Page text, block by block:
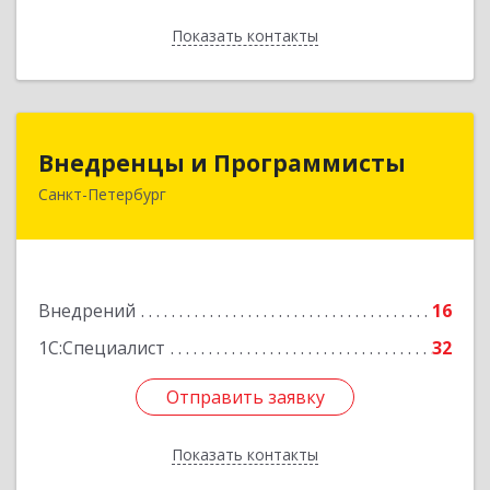
Показать контакты
Назад
Внедренцы и Программисты
Санкт-Петербург
Внедрений
16
1С:Специалист
32
Отправить заявку
Показать контакты
194044, Санкт-Петербург г, Финляндский пр-кт,
Отправить заявку
Назад